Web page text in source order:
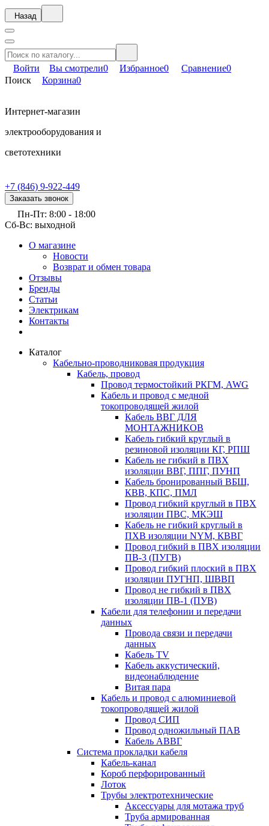
Назад
Войти Вы смотрели0 Избранное0 Сравнение0
Поиск
Корзина0
Интернет-магазин
электрооборудования и
светотехники
+7 (846) 9-922-449
Заказать звонок
Пн-Пт: 8:00 - 18:00
Сб-Вс: выходной
О магазине
Новости
Возврат и обмен товара
Отзывы
Бренды
Статьи
Электрикам
Контакты
Каталог
Кабельно-проводниковая продукция
Кабель, провод
Провод термостойкий РКГМ, AWG
Кабель и провод с медной
токопроводящей жилой
Кабель ВВГ ДЛЯ
МОНТАЖНИКОВ
Кабель гибкий круглый в
резиновой изоляции КГ, РПШ
Кабель не гибкий в ПВХ
изоляции ВВГ, ППГ, ПУНП
Кабель бронированный ВБШ,
КВВ, КПС, ПМЛ
Провод гибкий круглый в ПВХ
изоляции ПВС, МКЭШ
Кабель не гибкий круглый в
ПХВ изоляции NYM, КВВГ
Провод гибкий в ПВХ изоляции
ПВ-3 (ПУГВ)
Провод гибкий плоский в ПВХ
изоляции ПУГНП, ШВВП
Провод не гибкий в ПВХ
изоляции ПВ-1 (ПУВ)
Кабели для телефонии и передачи
данных
Провода связи и передачи
данных
Кабель TV
Кабель аккустический,
видеонаблюдение
Витая пара
Кабель и провод с алюминиевой
токопроводящей жилой
Провод СИП
Провод одножильный ПАВ
Кабель АВВГ
Система прокладки кабеля
Кабель-канал
Короб перфорированный
Лоток
Трубы электротехнические
Аксессуары для мотажа труб
Труба армированная